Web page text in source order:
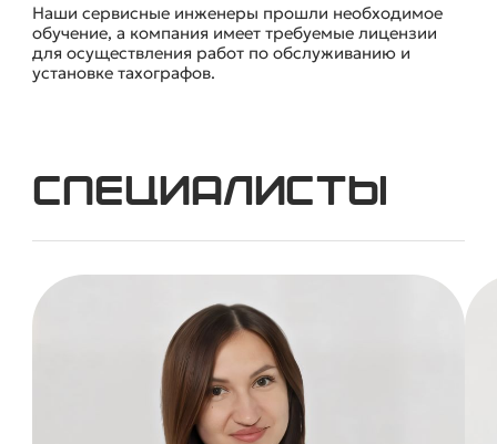
Наши сервисные инженеры прошли необходимое
обучение, а компания имеет требуемые лицензии
для осуществления работ по обслуживанию и
установке тахографов.
Специалисты